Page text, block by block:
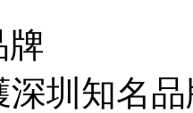
牌
深圳知名